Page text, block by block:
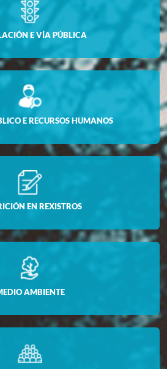
E VÍA PÚBLICA
E RECURSOS HUMANOS
EN REXISTROS
AMBIENTE